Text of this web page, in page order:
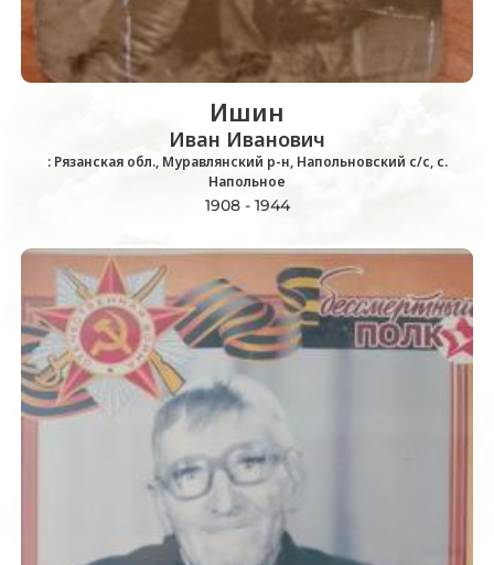
Ишин
Иван Иванович
: Рязанская обл., Муравлянский р-н, Напольновский с/с, с.
Напольное
1908 - 1944